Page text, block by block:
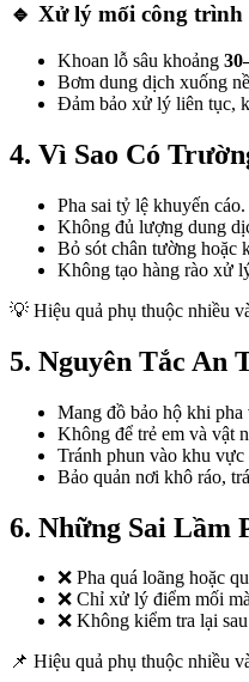
🔹 Xử lý mối công trình
Khoan lỗ sâu khoảng
Bơm dung dịch xuống
Đảm bảo xử lý liên tục,
4. Vì Sao Có
Pha sai tỷ lệ khuyến cáo.
Không đủ lượng dung
Bỏ sót chân tường hoặc
Không tạo hàng rào xử
💡 Hiệu quả phụ thuộc nhiều
5. Nguyên Tắc An
Mang đồ bảo hộ khi pha
Không để trẻ em và vật
Tránh phun vào khu vực
Bảo quản nơi khô ráo,
6. Những Sai Lầm
❌ Pha quá loãng hoặc
❌ Chỉ xử lý điểm mối
❌ Không kiểm tra lại
📌 Hiệu quả phụ thuộc nhiều